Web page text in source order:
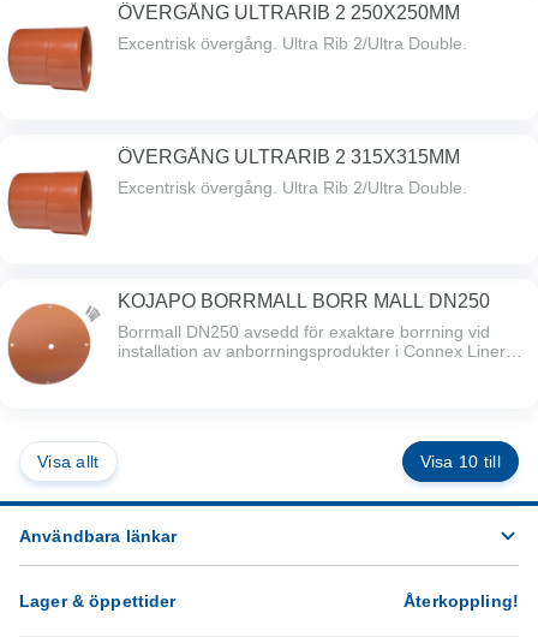
ÖVERGÅNG ULTRARIB 2 250X250MM
Excentrisk övergång. Ultra Rib 2/Ultra Double.
ÖVERGÅNG ULTRARIB 2 315X315MM
Excentrisk övergång. Ultra Rib 2/Ultra Double.
KOJAPO BORRMALL BORR MALL DN250
Borrmall DN250 avsedd för exaktare borrning vid
installation av anborrningsprodukter i Connex Liner
Visa allt Visa 10 till
Användbara länkar
Lager & öppettider Återkoppling!